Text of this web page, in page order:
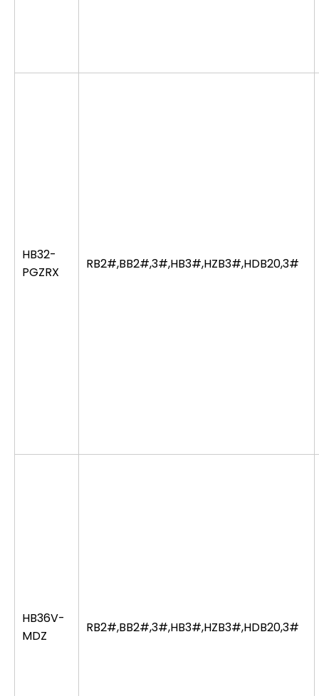
HB32-
PGZRX
RB2#,BB2#,3#,HB3#,HZB3#,HDB20,3#
HB36V-
MDZ
RB2#,BB2#,3#,HB3#,HZB3#,HDB20,3#